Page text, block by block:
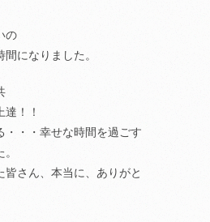
の
になりました。
！！
・・・幸せな時間を過ごす
皆さん、本当に、ありがと